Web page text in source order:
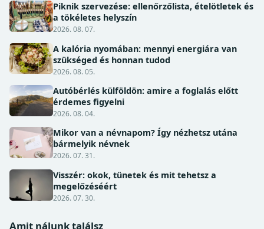
Piknik szervezése: ellenőrzőlista, ételötletek és
a tökéletes helyszín
2026. 08. 07.
A kalória nyomában: mennyi energiára van
szükséged és honnan tudod
2026. 08. 05.
Autóbérlés külföldön: amire a foglalás előtt
érdemes figyelni
2026. 08. 04.
Mikor van a névnapom? Így nézhetsz utána
bármelyik névnek
2026. 07. 31.
Visszér: okok, tünetek és mit tehetsz a
megelőzéséért
2026. 07. 30.
Amit nálunk találsz